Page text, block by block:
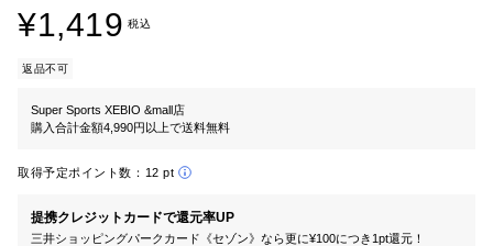
¥1,419 税込
返品不可
Super Sports XEBIO &mall店
購入合計金額4,990円以上で送料無料
取得予定ポイント数： 12 pt
提携クレジットカードで還元率UP
三井ショッピングパークカード《セゾン》なら更に¥100につき1pt還元！